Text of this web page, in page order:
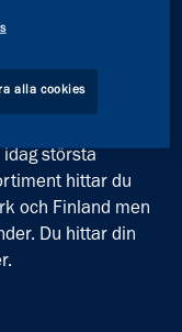
idag största
hittar du
och Finland men
Du hittar din
alla cookies